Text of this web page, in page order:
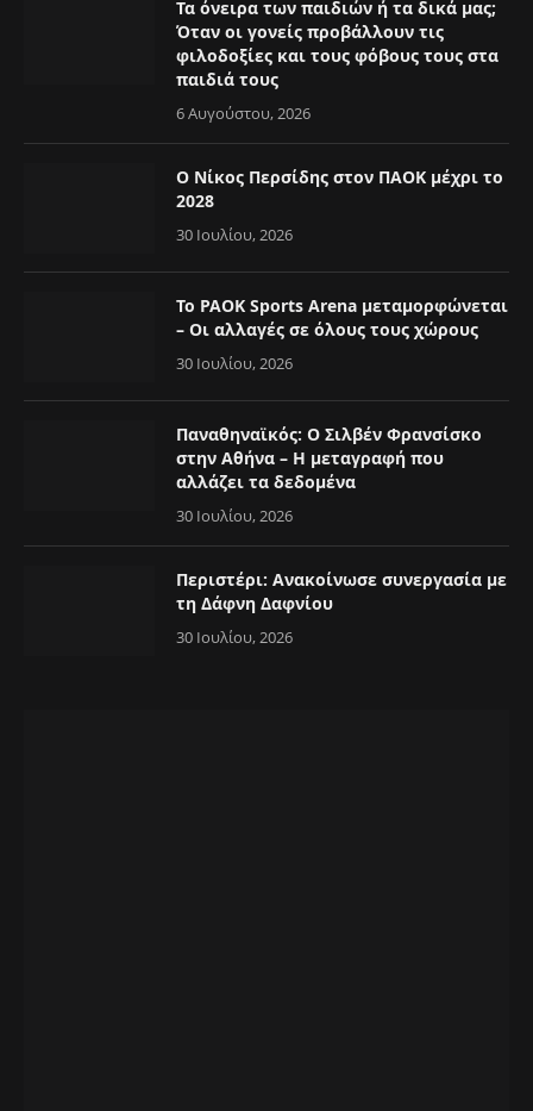
Τα όνειρα των παιδιών ή τα δικά μας;
Όταν οι γονείς προβάλλουν τις
φιλοδοξίες και τους φόβους τους στα
παιδιά τους
6 Αυγούστου, 2026
Ο Νίκος Περσίδης στον ΠΑΟΚ μέχρι το
2028
30 Ιουλίου, 2026
Το PAOK Sports Arena μεταμορφώνεται
– Οι αλλαγές σε όλους τους χώρους
30 Ιουλίου, 2026
Παναθηναϊκός: Ο Σιλβέν Φρανσίσκο
στην Αθήνα – Η μεταγραφή που
αλλάζει τα δεδομένα
30 Ιουλίου, 2026
Περιστέρι: Ανακοίνωσε συνεργασία με
τη Δάφνη Δαφνίου
30 Ιουλίου, 2026